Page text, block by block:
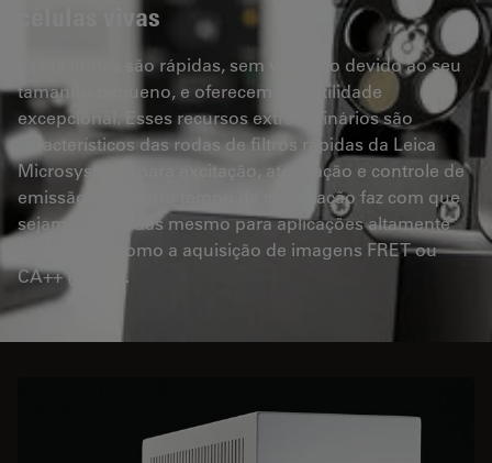
células vivas
Essas fontes são rápidas, sem vibração devido ao seu
tamanho pequeno, e oferecem versatilidade
excepcional. Esses recursos extraordinários são
característicos das rodas de filtros rápidas da Leica
Microsystems para excitação, atenuação e controle de
emissão. Seu curto tempo de comutação faz com que
sejam adequadas mesmo para aplicações altamente
complexas, como a aquisição de imagens FRET ou
CA++ (Fura2).